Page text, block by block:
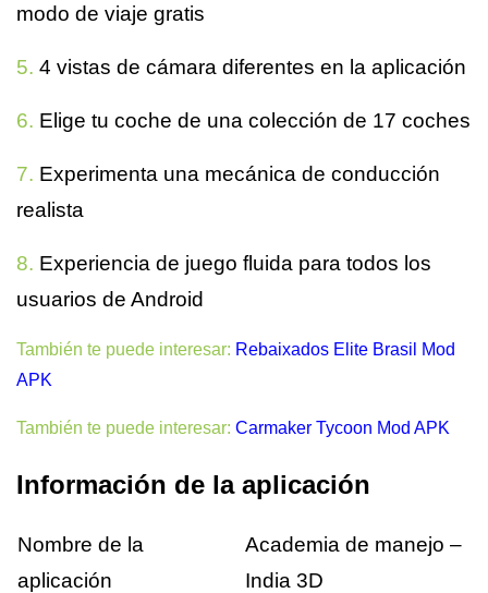
modo de viaje gratis
5. 4 vistas de cámara diferentes en la aplicación
6. Elige tu coche de una colección de 17 coches
7. Experimenta una mecánica de conducción
realista
8. Experiencia de juego fluida para todos los
usuarios de Android
También te puede interesar: Rebaixados Elite Brasil Mod
APK
También te puede interesar: Carmaker Tycoon Mod APK
Información de la aplicación
Nombre de la
aplicación
Academia de manejo –
India 3D